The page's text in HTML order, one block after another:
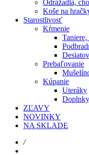
Odrážadlá,
Koše na
Starostlivosť
Kŕmenie
Prebaľovanie
Kúpanie
Uteráky
Doplnky
ZĽAVY
NOVINKY
NA SKLADE
/